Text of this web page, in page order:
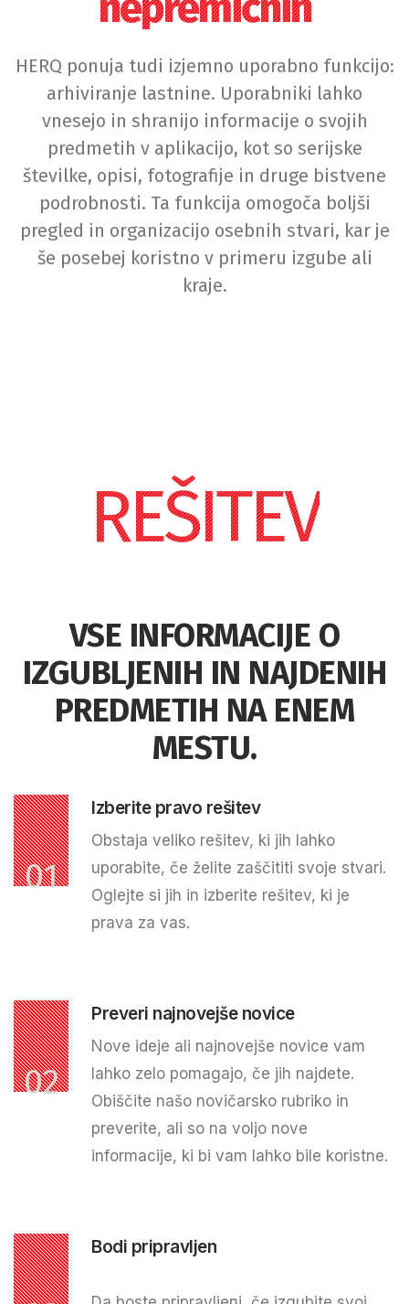
HERQ ponuja tudi izjemno uporabno funkcijo:
arhiviranje lastnine. Uporabniki lahko
vnesejo in shranijo informacije o svojih
predmetih v aplikacijo, kot so serijske
številke, opisi, fotografije in druge bistvene
podrobnosti. Ta funkcija omogoča boljši
pregled in organizacijo osebnih stvari, kar je
še posebej koristno v primeru izgube ali
kraje.
REŠITEV
VSE INFORMACIJE O
IZGUBLJENIH IN NAJDENIH
PREDMETIH NA ENEM
MESTU.
01
Izberite pravo rešitev
Obstaja veliko rešitev, ki jih lahko
uporabite, če želite zaščititi svoje stvari.
Oglejte si jih in izberite rešitev, ki je
prava za vas.
02
Preveri najnovejše novice
Nove ideje ali najnovejše novice vam
lahko zelo pomagajo, če jih najdete.
Obiščite našo novičarsko rubriko in
preverite, ali so na voljo nove
informacije, ki bi vam lahko bile koristne.
Bodi pripravljen